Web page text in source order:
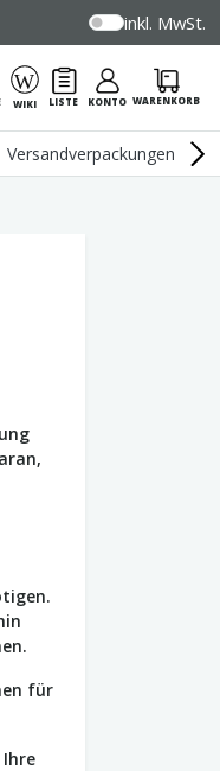
inkl. MwSt.
WIKI LISTE KONTO WARENKORB
Versandverpackungen
für